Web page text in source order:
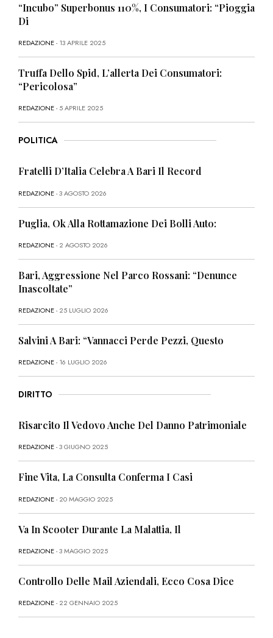
“Incubo” Superbonus 110%, I Consumatori: “Pioggia
Di
REDAZIONE- 13 APRILE 2025
Truffa Dello Spid, L’allerta Dei Consumatori:
“Pericolosa”
REDAZIONE- 5 APRILE 2025
POLITICA
Fratelli D’Italia Celebra A Bari Il Record
REDAZIONE- 3 AGOSTO 2026
Puglia, Ok Alla Rottamazione Dei Bolli Auto:
REDAZIONE- 2 AGOSTO 2026
Bari, Aggressione Nel Parco Rossani: “Denunce
Inascoltate”
REDAZIONE- 25 LUGLIO 2026
Salvini A Bari: “Vannacci Perde Pezzi, Questo
REDAZIONE- 16 LUGLIO 2026
DIRITTO
Risarcito Il Vedovo Anche Del Danno Patrimoniale
REDAZIONE- 3 GIUGNO 2025
Fine Vita, La Consulta Conferma I Casi
REDAZIONE- 20 MAGGIO 2025
Va In Scooter Durante La Malattia, Il
REDAZIONE- 3 MAGGIO 2025
Controllo Delle Mail Aziendali, Ecco Cosa Dice
REDAZIONE- 22 GENNAIO 2025